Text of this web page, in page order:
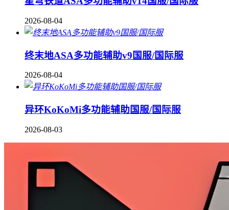
2026-08-04
终末地ASA多功能辅助v9国服/国际服
2026-08-04
异环KoKoMi多功能辅助国服/国际服
2026-08-03